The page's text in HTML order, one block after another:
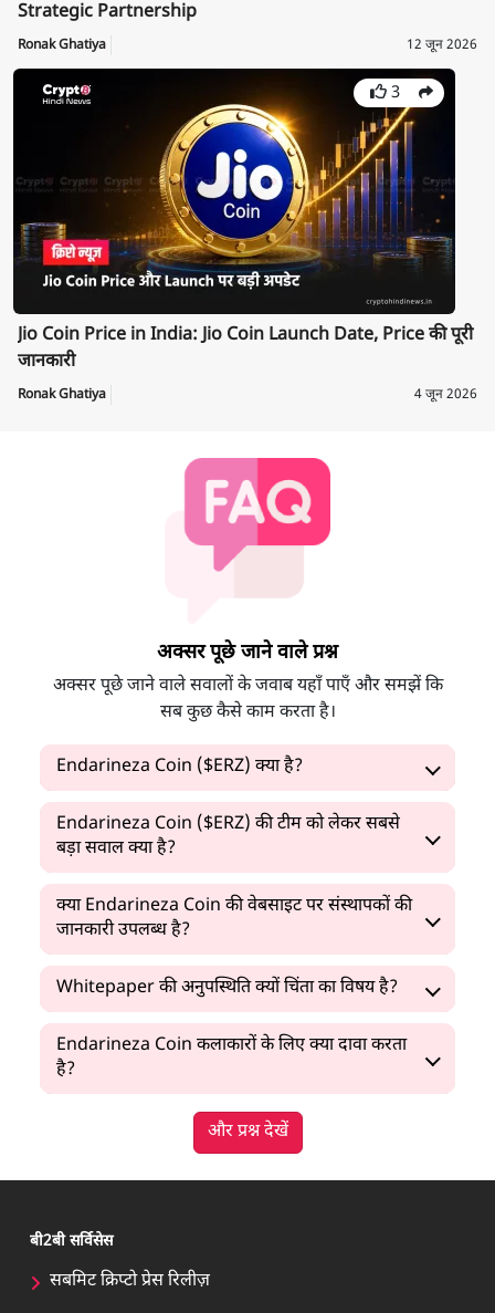
Strategic Partnership
Ronak Ghatiya 12 जून 2026
3
Jio Coin Price in India: Jio Coin Launch Date, Price की पूरी
जानकारी
Ronak Ghatiya 4 जून 2026
अक्सर पूछे जाने वाले प्रश्न
अक्सर पूछे जाने वाले सवालों के जवाब यहाँ पाएँ और समझें कि
सब कुछ कैसे काम करता है।
Endarineza Coin ($ERZ) क्या है?
Endarineza Coin ($ERZ) की टीम को लेकर सबसे
बड़ा सवाल क्या है?
क्या Endarineza Coin की वेबसाइट पर संस्थापकों की
जानकारी उपलब्ध है?
Whitepaper की अनुपस्थिति क्यों चिंता का विषय है?
Endarineza Coin कलाकारों के लिए क्या दावा करता
है?
और प्रश्न देखें
बी2बी सर्विसेस
सबमिट क्रिप्टो प्रेस रिलीज़